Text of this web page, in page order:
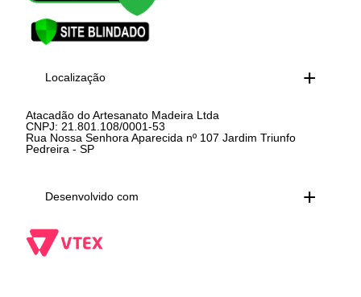
Localização
Atacadão do Artesanato Madeira Ltda
CNPJ: 21.801.108/0001-53
Rua Nossa Senhora Aparecida nº 107 Jardim Triunfo
Pedreira - SP
Desenvolvido com